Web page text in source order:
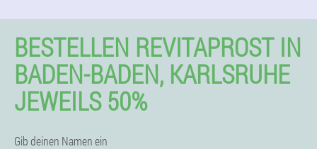
BESTELLEN REVITAPROST IN
BADEN-BADEN, KARLSRUHE
JEWEILS 50%
Gib deinen Namen ein